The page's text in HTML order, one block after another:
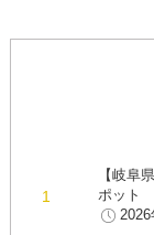
【岐阜
ポット
2026